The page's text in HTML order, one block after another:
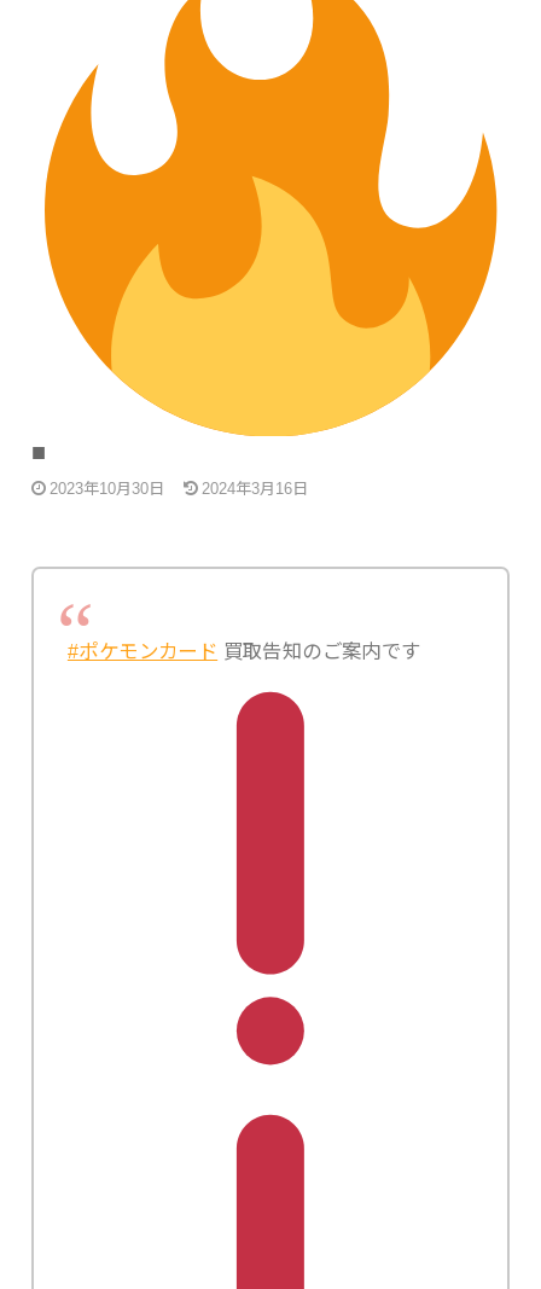
■
2023年10月30日 2024年3月16日
#ポケモンカード 買取告知のご案内です